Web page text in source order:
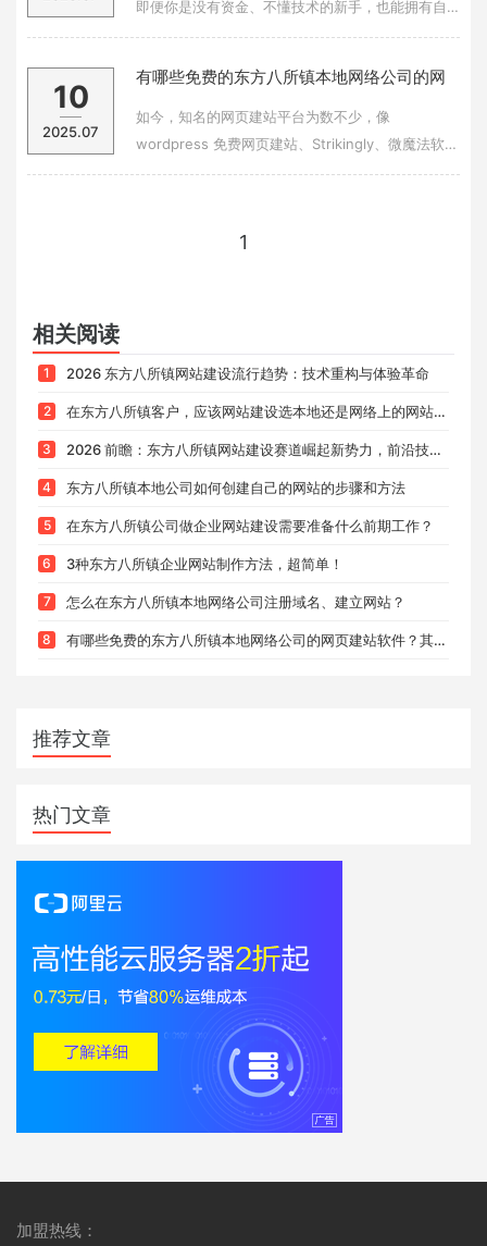
即便你是没有资金、不懂技术的新手，也能拥有自
己的网站。但要建站，离不开域名、空间（服务
下，在建站时该如何处理这三方面的问题。1. 怎么
注册域名什么是域名呢？你可以把域名看作是网站
的网
有哪些免费的东方八所镇本地网络公司的网
页建站软件？其中哪款比较好用呢？
10
2025.07
如今，知名的网页建站平台为数不少，像
wordpress 免费网页建站、Strikingly、微魔法软硬
件平台免费建站等都在其列。各类建站平台的兴
的差异其实很大。新手要是想搭建一个高
1
相关阅读
1 2026 东方八所镇网站建设流行趋势：技术重构与体验革命
2 在东方八所镇客户，应该网站建设选本地还是网络上的网站建设公司？优缺点全解析
3 2026 前瞻：东方八所镇网站建设赛道崛起新势力，前沿技术赋能下的品牌优选
4 东方八所镇本地公司如何创建自己的网站的步骤和方法
5 在东方八所镇公司做企业网站建设需要准备什么前期工作？
6 3种东方八所镇企业网站制作方法，超简单！
7 怎么在东方八所镇本地网络公司注册域名、建立网站？
8 有哪些免费的东方八所镇本地网络公司的网页建站软件？其中哪款比较好用呢？
推荐文章
热门文章
加盟热线：